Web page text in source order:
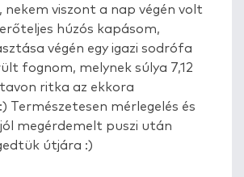
nekem viszont a nap végén volt
húzós kapásom,
végén egy igazi sodrófa
fognom, melynek súlya 7,12
tavon ritka az ekkora
Természetesen mérlegelés és
megérdemelt puszi után
útjára :)